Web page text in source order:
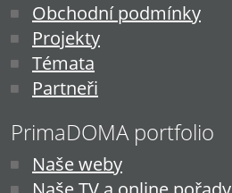
Obchodní podmínky
Projekty
Témata
Partneři
PrimaDOMA portfolio
Naše weby